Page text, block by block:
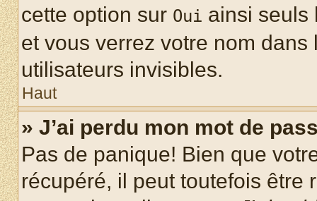
cette option sur Oui ainsi seuls
et vous verrez votre nom
utilisateurs invisibles.
Haut
» J’ai perdu mon mot de
Pas de panique! Bien que
récupéré, il peut toutefois être